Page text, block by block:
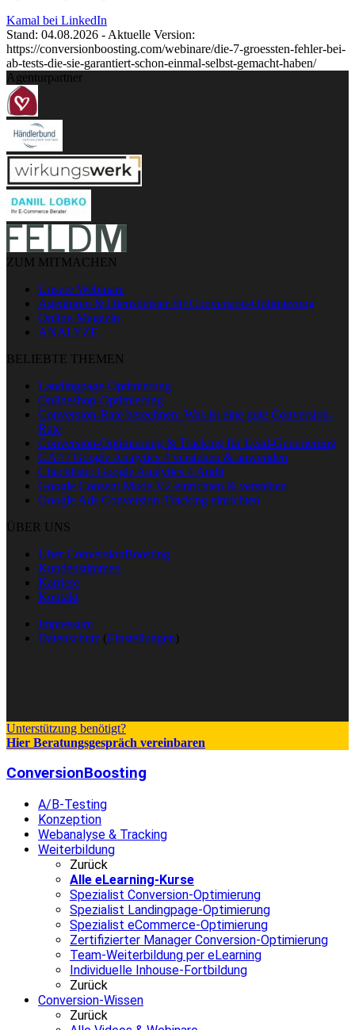
Kamal bei LinkedIn
Stand: 04.08.2026 - Aktuelle Version:
https://conversionboosting.com/webinare/die-7-groessten-fehler-bei-
ab-tests-die-sie-garantiert-schon-einmal-selbst-gemacht-haben/
Agenturpartner
ZUM MITMACHEN
Unsere Webinare
Agenturen & Dienstleister für Conversion-Optimierung
Online-Magazin
ANALYZE
BELIEBTE THEMEN
Landingpage-Optimierung
Onlineshop-Optimierung
Conversion-Rate berechnen: Was ist eine gute Conversion-
Rate
Conversion-Optimierung & Tracking für Lead-Generierung
GA4 / Google Analytics 4 verstehen & anwenden
Checkliste: Google Analytics 4 Audit
Google Consent Mode V2 einrichten & verstehen
Google Ads Conversion-Tracking einrichten
ÜBER UNS
Über ConversionBoosting
Kundenstimmen
Karriere
Kontakt
Impressum
Datenschutz (Einstellungen )
Unterstützung benötigt?
Hier Beratungsgespräch vereinbaren
ConversionBoosting
A/B-Testing
Konzeption
Webanalyse & Tracking
Weiterbildung
Zurück
Alle eLearning-Kurse
Spezialist Conversion-Optimierung
Spezialist Landingpage-Optimierung
Spezialist eCommerce-Optimierung
Zertifizierter Manager Conversion-Optimierung
Team-Weiterbildung per eLearning
Individuelle Inhouse-Fortbildung
Zurück
Conversion-Wissen
Zurück